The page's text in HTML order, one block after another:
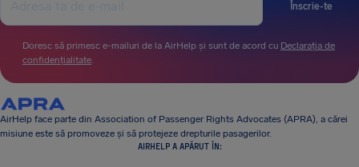
Înscrie-te
Doresc să primesc e-mailuri de la AirHelp și sunt de acord cu Declarația de
confidențialitate.
AirHelp face parte din Association of Passenger Rights Advocates (APRA), a cărei
misiune este să promoveze și să protejeze drepturile pasagerilor.
AIRHELP A APĂRUT ÎN: